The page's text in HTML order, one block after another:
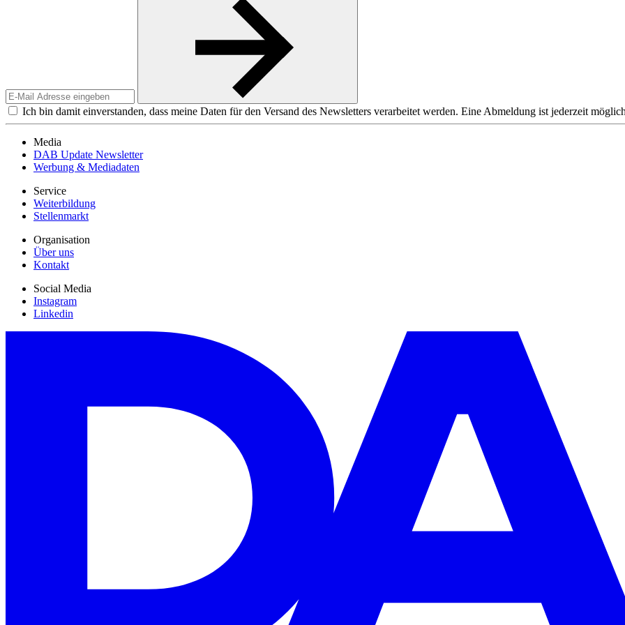
Ich bin damit einverstanden, dass meine Daten für den Versand des Newsletters verarbeitet werden. Eine Abmeldung ist jederzeit
Media
DAB Update Newsletter
Werbung & Mediadaten
Service
Weiterbildung
Stellenmarkt
Organisation
Über uns
Kontakt
Social Media
Instagram
Linkedin